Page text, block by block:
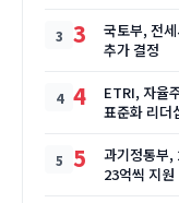
3
국토부, 전
추가 결정
4
ETRI, 자율
표준화 리더
5
과기정통부
23억씩 지원